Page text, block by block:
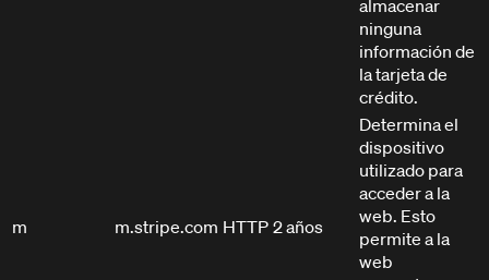
almacenar
ninguna
información de
la tarjeta de
crédito.
m m.stripe.com HTTP2 años
Determina el
dispositivo
utilizado para
acceder a la
web. Esto
permite a la
web